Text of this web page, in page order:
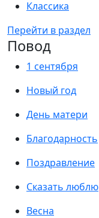
Классика
Перейти в раздел
Повод
1 сентября
Новый год
День матери
Благодарность
Поздравление
Сказать люблю
Весна